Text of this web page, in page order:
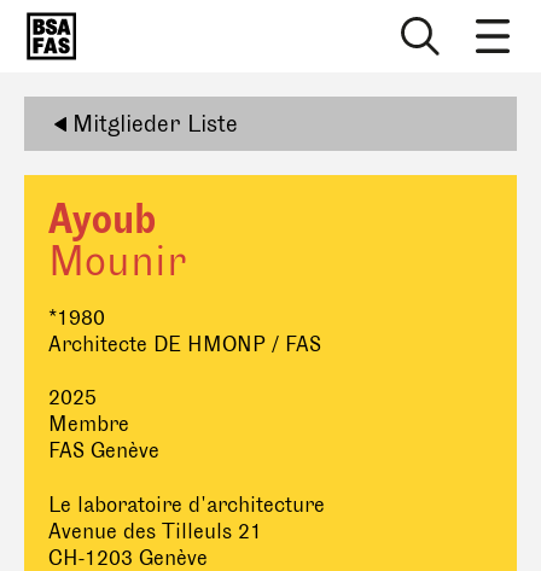
Mitglieder Liste
Ayoub
Mounir
*1980
Architecte DE HMONP / FAS
2025
Membre
FAS Genève
Le laboratoire d'architecture
Avenue des Tilleuls 21
CH-1203 Genève